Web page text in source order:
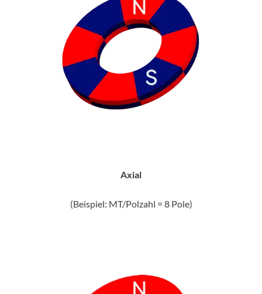
Axial
(Beispiel: MT/Polzahl = 8 Pole)